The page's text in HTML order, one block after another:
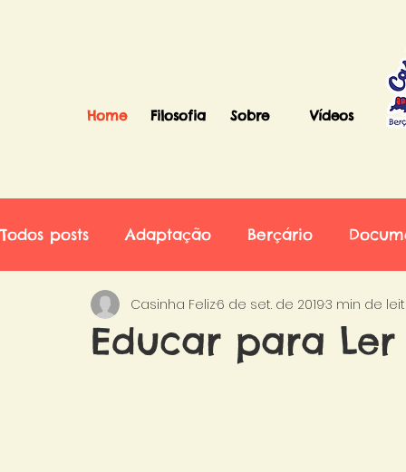
Home Filosofia Sobre Vídeos
Todos posts Adaptação Berçário
Educar para
Casinha Feliz6 de set. de 20193 min de